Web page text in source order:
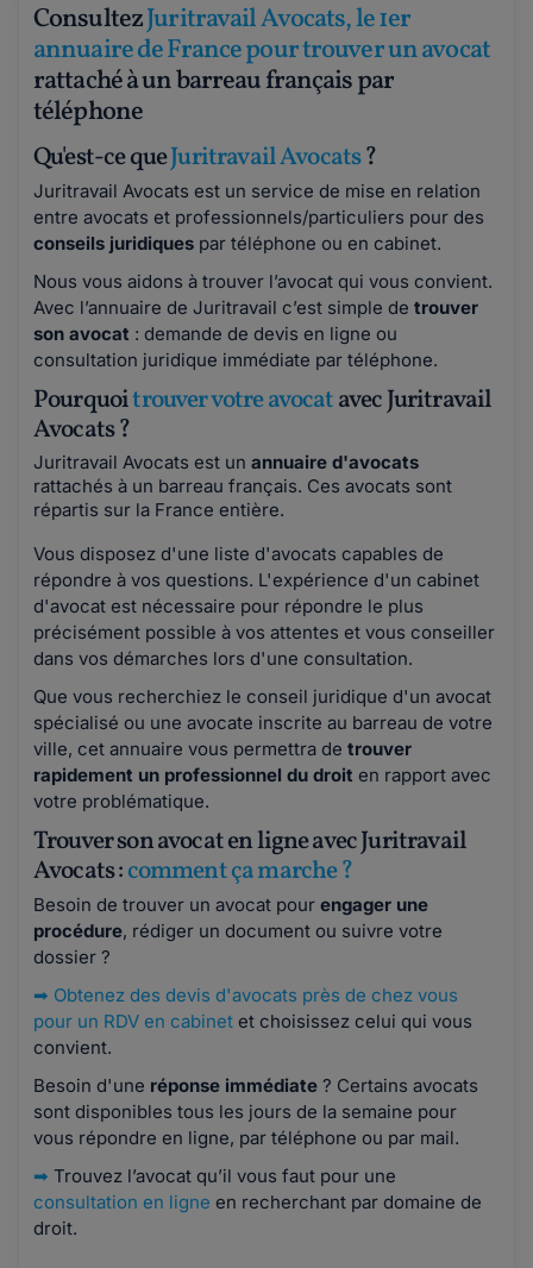
ConsultezJuritravail Avocats, le 1er
annuaire de France pour trouver un avocat
rattaché à un barreau français par
téléphone
Qu'est-ce queJuritravail Avocats?
Juritravail Avocats est un service de mise en relation
entre avocats et professionnels/particuliers pour des
conseils juridiques par téléphone ou en cabinet.
Nous vous aidons à trouver l’avocat qui vous convient.
Avec l’annuaire de Juritravail c’est simple de trouver
son avocat : demande de devis en ligne ou
consultation juridique immédiate par téléphone.
Pourquoitrouver votre avocatavec Juritravail
Avocats ?
Juritravail Avocats est un annuaire d'avocats
rattachés à un barreau français. Ces avocats sont
répartis sur la France entière.
Vous disposez d'une liste d'avocats capables de
répondre à vos questions. L'expérience d'un cabinet
d'avocat est nécessaire pour répondre le plus
précisément possible à vos attentes et vous conseiller
dans vos démarches lors d'une consultation.
Que vous recherchiez le conseil juridique d'un avocat
spécialisé ou une avocate inscrite au barreau de votre
ville, cet annuaire vous permettra de trouver
rapidement un professionnel du droit en rapport avec
votre problématique.
Trouver son avocat en ligne avec Juritravail
Avocats :comment ça marche ?
Besoin de trouver un avocat pour engager une
procédure, rédiger un document ou suivre votre
dossier ?
➡ Obtenez des devis d'avocats près de chez vous
pour un RDV en cabinet et choisissez celui qui vous
convient.
Besoin d'une réponse immédiate ? Certains avocats
sont disponibles tous les jours de la semaine pour
vous répondre en ligne, par téléphone ou par mail.
➡ Trouvez l’avocat qu’il vous faut pour une
consultation en ligne en recherchant par domaine de
droit.